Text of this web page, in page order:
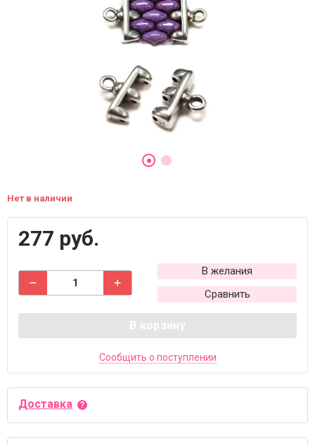
Нет в наличии
277 руб.
В желания
Сравнить
В корзину
Сообщить о поступлении
Доставка